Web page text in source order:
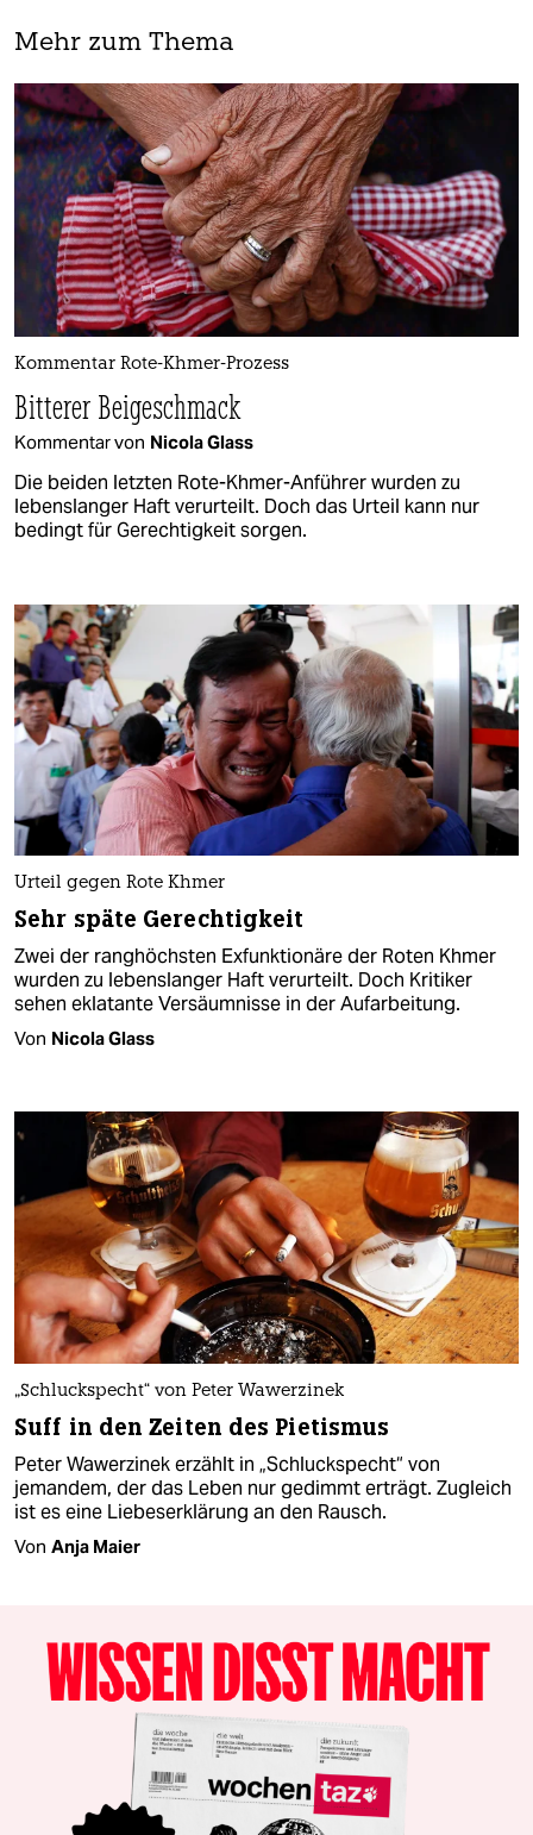
Mehr zum Thema
Kommentar Rote-Khmer-Prozess
Bitterer Beigeschmack
Kommentar von Nicola Glass
Die beiden letzten Rote-Khmer-Anführer wurden zu
lebenslanger Haft verurteilt. Doch das Urteil kann nur
bedingt für Gerechtigkeit sorgen.
Urteil gegen Rote Khmer
Sehr späte Gerechtigkeit
Zwei der ranghöchsten Exfunktionäre der Roten Khmer
wurden zu lebenslanger Haft verurteilt. Doch Kritiker
sehen eklatante Versäumnisse in der Aufarbeitung.
Von Nicola Glass
„Schluckspecht“ von Peter Wawerzinek
Suff in den Zeiten des Pietismus
Peter Wawerzinek erzählt in „Schluckspecht“ von
jemandem, der das Leben nur gedimmt erträgt. Zugleich
ist es eine Liebeserklärung an den Rausch.
Von Anja Maier